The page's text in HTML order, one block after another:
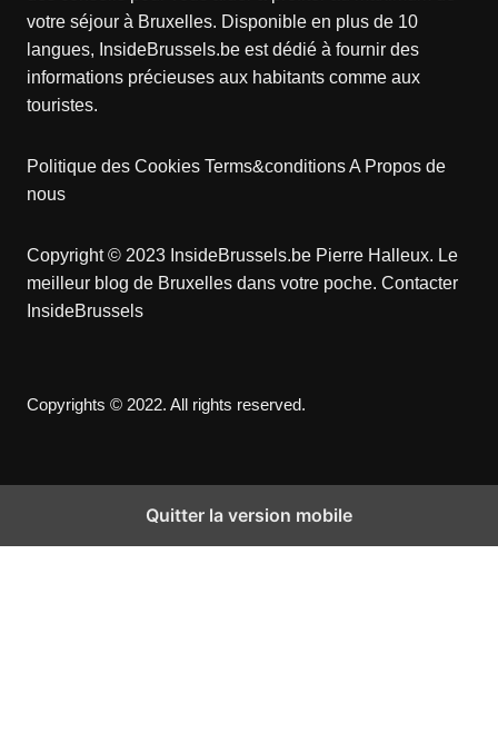
votre séjour à Bruxelles. Disponible en plus de 10
langues, InsideBrussels.be est dédié à fournir des
informations précieuses aux habitants comme aux
touristes.
Politique des Cookies Terms&conditionsA Propos de
nous
Copyright © 2023 InsideBrussels.be Pierre Halleux. Le
meilleur blog de Bruxelles dans votre poche. Contacter
InsideBrussels
Copyrights © 2022. All rights reserved.
Quitter la version mobile